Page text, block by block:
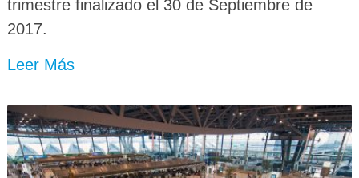
trimestre finalizado el 30 de Septiembre de
2017.
Leer Más